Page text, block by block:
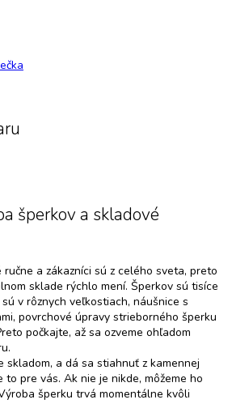
šperkov a skladové
a zákazníci sú z celého sveta, preto
sklade rýchlo mení. Šperkov sú tisíce
v rôznych veľkostiach, náušnice s
povrchové úpravy strieborného šperku
počkajte, až sa ozveme ohľadom
skladom, a dá sa stiahnuť z kamennej
to pre vás. Ak nie je nikde, môžeme ho
šperku trvá momentálne kvôli